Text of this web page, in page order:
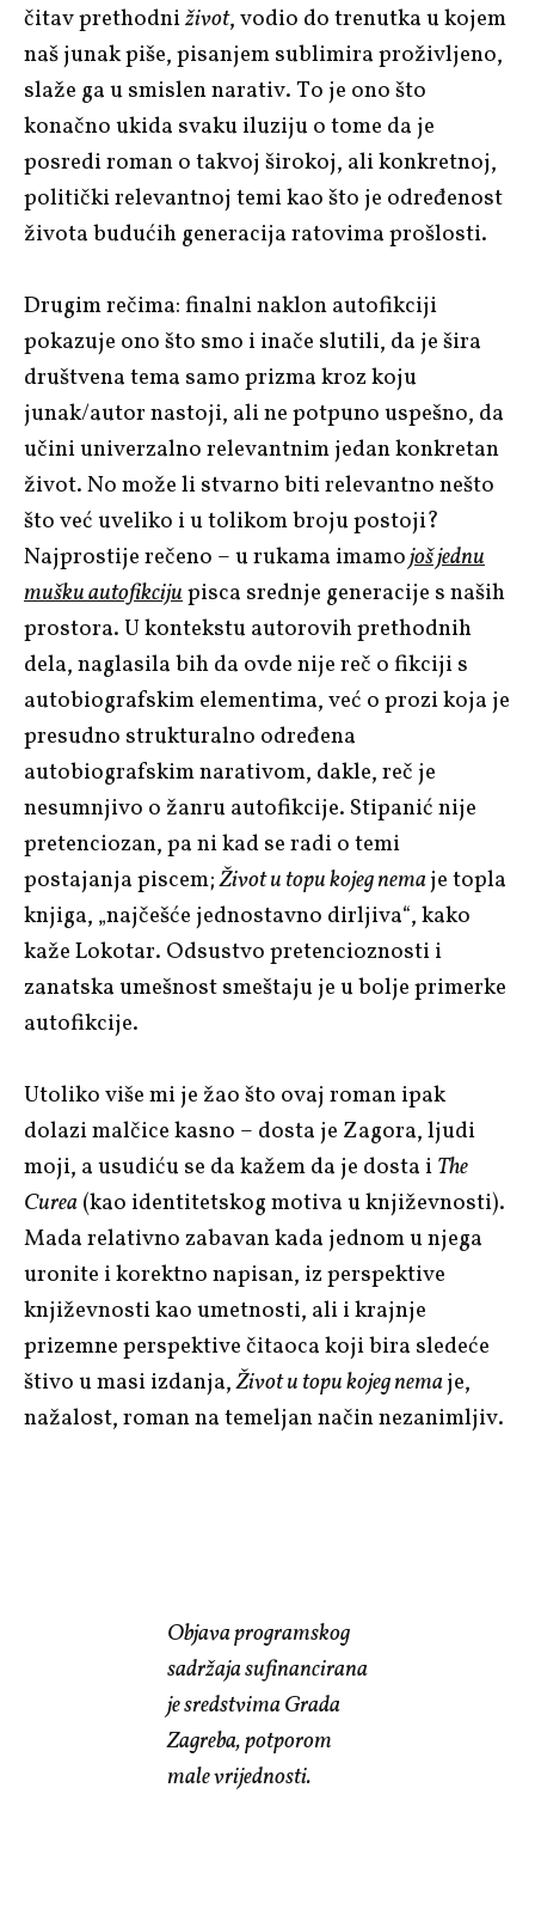
čitav prethodniživot, vodio do trenutka u kojem
naš junak piše, pisanjem sublimira proživljeno,
slaže ga u smislen narativ. To je ono što
konačno ukida svaku iluziju o tome da je
posredi roman o takvoj širokoj, ali konkretnoj,
politički relevantnoj temi kao što je određenost
života budućih generacija ratovima prošlosti.
Drugim rečima: finalni naklon autofikciji
pokazuje ono što smo i inače slutili, da je šira
društvena tema samo prizma kroz koju
junak/autor nastoji, ali ne potpuno uspešno, da
učini univerzalno relevantnim jedan konkretan
život. No može li stvarno biti relevantno nešto
što već uveliko i u tolikom broju postoji?
Najprostije rečeno – u rukama imamojoš jednu
mušku autofikcijupisca srednje generacije s naših
prostora. U kontekstu autorovih prethodnih
dela, naglasila bih da ovde nije reč o fikciji s
autobiografskim elementima, već o prozi koja je
presudno strukturalno određena
autobiografskim narativom, dakle, reč je
nesumnjivo o žanru autofikcije. Stipanić nije
pretenciozan, pa ni kad se radi o temi
postajanja piscem;Život u topu kojeg nemaje topla
knjiga, „najčešće jednostavno dirljiva“, kako
kaže Lokotar. Odsustvo pretencioznosti i
zanatska umešnost smeštaju je u bolje primerke
autofikcije.
Utoliko više mi je žao što ovaj roman ipak
dolazi malčice kasno – dosta je Zagora, ljudi
moji, a usudiću se da kažem da je dosta iThe
Curea(kao identitetskog motiva u književnosti).
Mada relativno zabavan kada jednom u njega
uronite i korektno napisan, iz perspektive
književnosti kao umetnosti, ali i krajnje
prizemne perspektive čitaoca koji bira sledeće
štivo u masi izdanja,Život u topu kojeg nemaje,
nažalost, roman na temeljan način nezanimljiv.
Objava programskog
sadržaja sufinancirana
je sredstvima Grada
Zagreba, potporom
male vrijednosti.